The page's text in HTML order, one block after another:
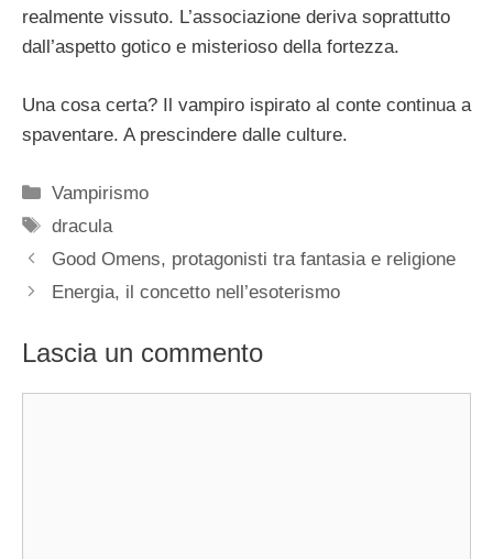
realmente vissuto. L’associazione deriva soprattutto
dall’aspetto gotico e misterioso della fortezza.
Una cosa certa? Il vampiro ispirato al conte continua a
spaventare. A prescindere dalle culture.
Categorie
Vampirismo
Tag
dracula
Good Omens, protagonisti tra fantasia e religione
Energia, il concetto nell’esoterismo
Lascia un commento